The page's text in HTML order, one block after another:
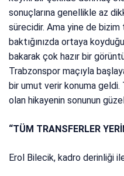
sonuçlarına genellikle az
sürecidir. Ama yine de bizim
baktığınızda ortaya
bakarak çok hazır bir
Trabzonspor maçıyla
bir umut verir konuma
olan hikayenin sonunun
“TÜM TRANSFERLER
Erol Bilecik, kadro derinliği